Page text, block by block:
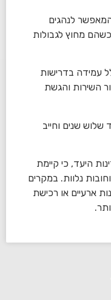
המאפשר לנהגים
מחוץ לגבולות
עמידה בדרישות
השירות והגשת
שנים וחייב
היעד, כי קיימת
נלוות. במקרים
ארעיים או רכישת